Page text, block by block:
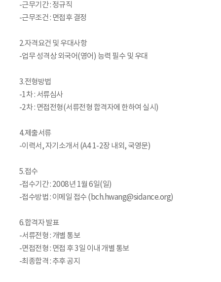
-근무기간 : 정규직
-근무조건 : 면접후 결정
2.자격요건 및 우대사항
-업무 성격상 외국어(영어) 능력 필수 및 우대
3.전형방법
-1차 : 서류심사
-2차 : 면접전형(서류전형 합격자에 한하여 실시)
4.제출서류
-이력서, 자기소개서 (A4 1-2장 내외, 국영문)
5.접수
-접수기간 : 2008년 1월 6일(일)
-접수방법 : 이메일 접수 (bch.hwang@sidance.org)
6.합격자 발표
-서류전형 : 개별 통보
-면접전형 : 면접 후 3일 이내 개별 통보
-최종합격 : 추후 공지